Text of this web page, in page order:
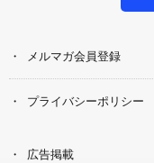
メルマガ会員登録
プライバシーポリシー
広告掲載